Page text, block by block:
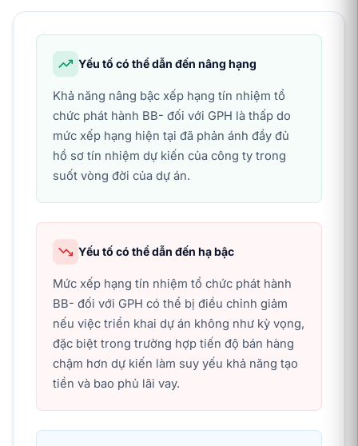
Yếu tố có thể dẫn đến nâng hạng
Khả năng nâng bậc xếp hạng tín nhiệm tổ
chức phát hành BB- đối với GPH là thấp do
mức xếp hạng hiện tại đã phản ánh đầy đủ
hồ sơ tín nhiệm dự kiến của công ty trong
suốt vòng đời của dự án.
Yếu tố có thể dẫn đến hạ bậc
Mức xếp hạng tín nhiệm tổ chức phát hành
BB- đối với GPH có thể bị điều chỉnh giảm
nếu việc triển khai dự án không như kỳ vọng,
đặc biệt trong trường hợp tiến độ bán hàng
chậm hơn dự kiến làm suy yếu khả năng tạo
tiền và bao phủ lãi vay.